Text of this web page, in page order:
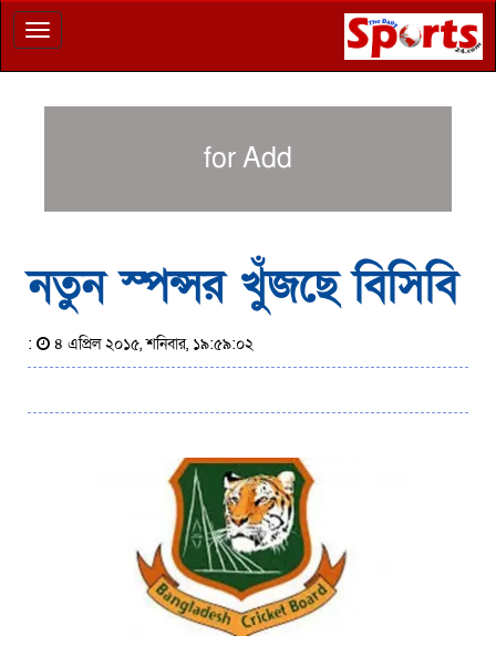
Toggle
navigation
for Add
নতুন স্পন্সর খুঁজছে বিসিবি
: ৪ এপ্রিল ২০১৫, শনিবার, ১৯:৫৯:০২